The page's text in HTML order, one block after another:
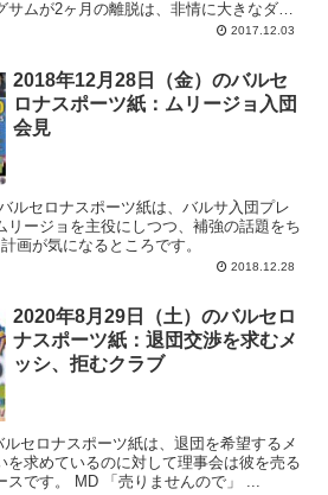
ムが2ヶ月の離脱は、非情に大きなダメ
2017.12.03
2018年12月28日（金）のバルセ
ロナスポーツ紙：ムリージョ入団
会見
ルセロナスポーツ紙は、バルサ入団プレ
リージョを主役にしつつ、補強の話題をち
画が気になるところです。
2018.12.28
2020年8月29日（土）のバルセロ
ナスポーツ紙：退団交渉を求むメ
ッシ、拒むクラブ
セロナスポーツ紙は、退団を希望するメ
を求めているのに対して理事会は彼を売る